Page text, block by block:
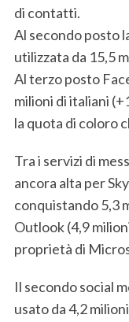
di contatti.
Al secondo posto
utilizzata da 15,5
Al terzo posto
milioni di italiani
la quota di coloro
Tra i servizi di
ancora alta per
conquistando 5,3
Outlook (4,9
proprietà di
Il secondo social
usato da 4,2